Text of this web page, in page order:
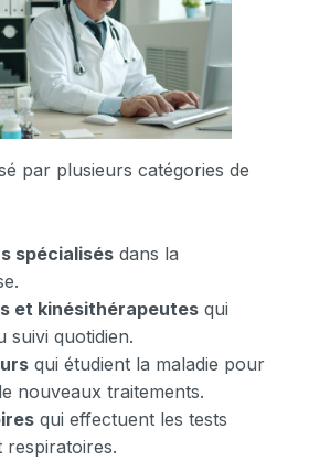
par plusieurs catégories de
spécialisés dans la
et kinésithérapeutes qui
suivi quotidien.
qui étudient la maladie pour
nouveaux traitements.
qui effectuent les tests
respiratoires.